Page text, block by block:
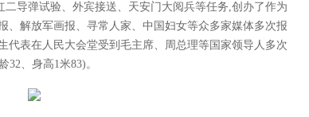
导弹试验、外宾接送、天安门大阅兵等任务,创办了作为
、解放军画报、寻常人家、中国妇女等众多家媒体多次报
代表在人民大会堂受到毛主席、周总理等国家领导人多次
、身高1米83)。